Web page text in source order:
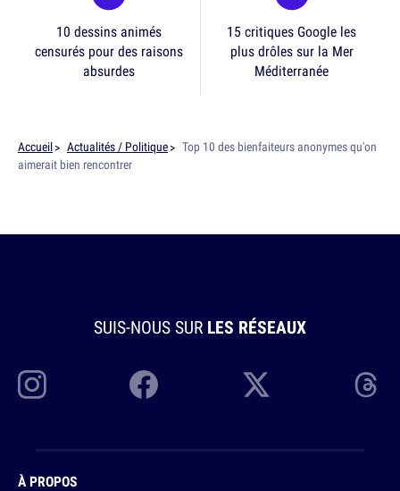
10 dessins animés
censurés pour des raisons
absurdes
15 critiques Google les
plus drôles sur la Mer
Méditerranée
Accueil Actualités / Politique
Top 10 des bienfaiteurs anonymes qu'on
aimerait bien rencontrer
SUIS-NOUS SUR LES RÉSEAUX
À PROPOS